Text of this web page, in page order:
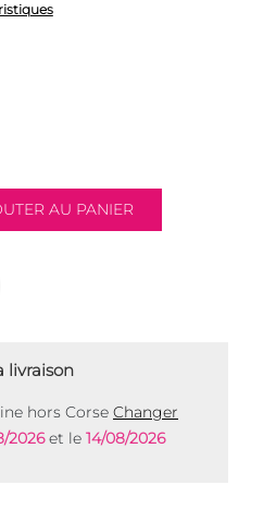
livraison
hors Corse Changer
2026et le 14/08/2026